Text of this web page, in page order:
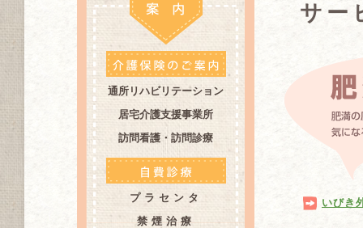
通所リハビリテーション
居宅介護支援事業所
訪問看護・訪問診療
プラセンタ
禁煙治療
サー
いびき